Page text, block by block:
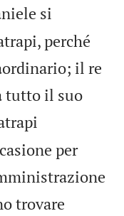
si
perché
il re
tutto il suo
per
trovare